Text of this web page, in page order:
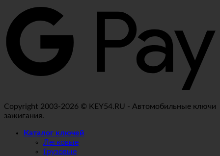
Copyright 2003-2026 © KEY54.RU - Автомобильные ключи
зажигания.
Каталог ключей
Легковые
Грузовые